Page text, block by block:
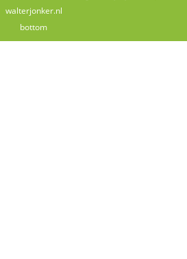
walterjonker.nl
bottom